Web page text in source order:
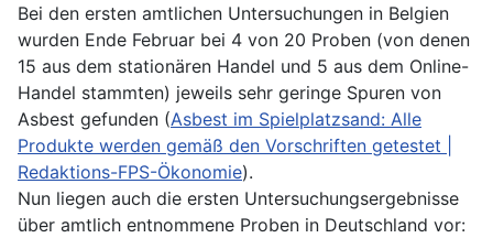
Bei den ersten amtlichen Untersuchungen in Belgien
wurden Ende Februar bei 4 von 20 Proben (von denen
15 aus dem stationären Handel und 5 aus dem Online-
Handel stammten) jeweils sehr geringe Spuren von
Asbest gefunden (Asbest im Spielplatzsand: Alle
Produkte werden gemäß den Vorschriften getestet |
Redaktions-FPS-Ökonomie).
Nun liegen auch die ersten Untersuchungsergebnisse
über amtlich entnommene Proben in Deutschland vor: